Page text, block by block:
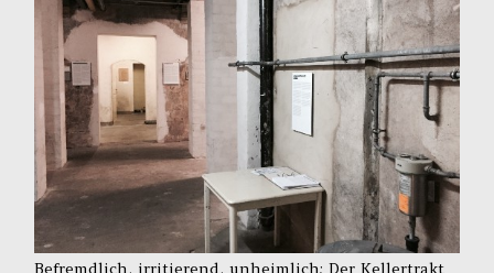
Befremdlich, irritierend, unheimlich: Der Kellertrakt